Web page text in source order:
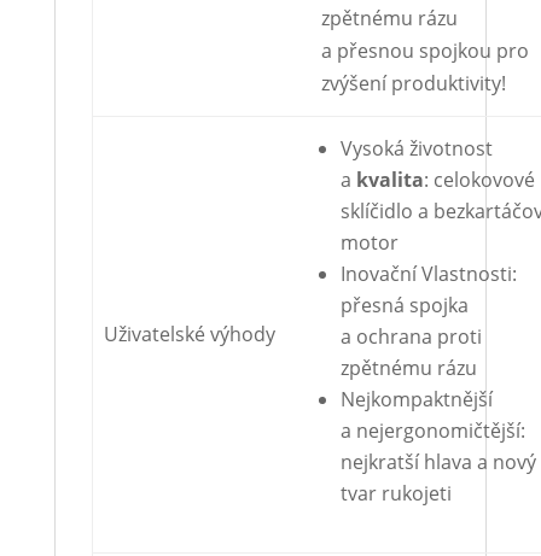
zpětnému rázu
a přesnou spojkou pro
zvýšení produktivity!
Uživatelské výhody
Vysoká životnost
a kvalita: celokovové
sklíčidlo a
motor
Inovační Vlastnosti:
přesná spojka
a ochrana proti
zpětnému rázu
Nejkompaktnější
a nejergonomičtější:
nejkratší hlava a nový
tvar rukojeti